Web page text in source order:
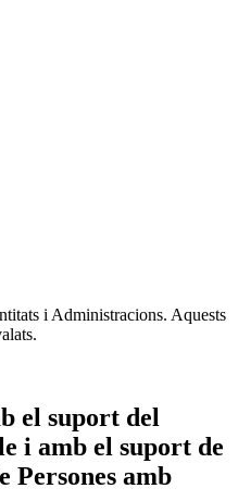
i Administracions. Aquests
el suport del
i amb el suport de
amb